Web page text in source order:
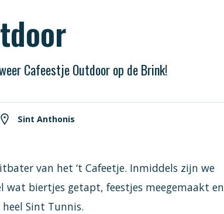
Cafeestje Outdoor op de Brink!
Sint Anthonis
van het ‘t Cafeetje. Inmiddels zijn we
wat biertjes getapt, feestjes meegemaakt en
Sint Tunnis.